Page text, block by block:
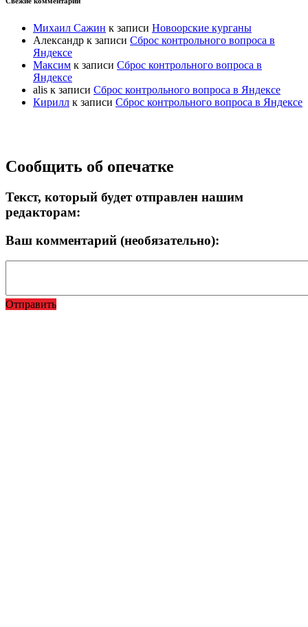
Михаил Сажин к записи Новоорские курганы
Александр к записи Сброс контрольного вопроса в
Яндексе
Максим к записи Сброс контрольного вопроса в
Яндексе
alis к записи Сброс контрольного вопроса в Яндексе
Кирилл к записи Сброс контрольного вопроса в Яндексе
Прокрутка
вверх
Сообщить об опечатке
Текст, который будет отправлен нашим
редакторам:
Ваш комментарий (необязательно):
Отправить